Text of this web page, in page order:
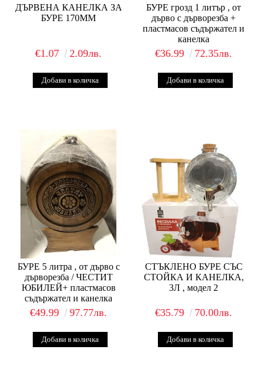
ДЪРВЕНА КАНЕЛКА ЗА
БУРЕ 170ММ
€1.07 2.09лв.
БУРЕ грозд 1 литър , от
дърво с дърворезба +
пластмасов съдържател и
канелка
€36.99 72.35лв.
БУРЕ 5 литра , от дърво с
дърворезба / ЧЕСТИТ
ЮБИЛЕЙ+ пластмасов
съдържател и канелка
€49.99 97.77лв.
СТЪКЛЕНО БУРЕ СЪС
СТОЙКА И КАНЕЛКА,
3Л , модел 2
€35.79 70.00лв.